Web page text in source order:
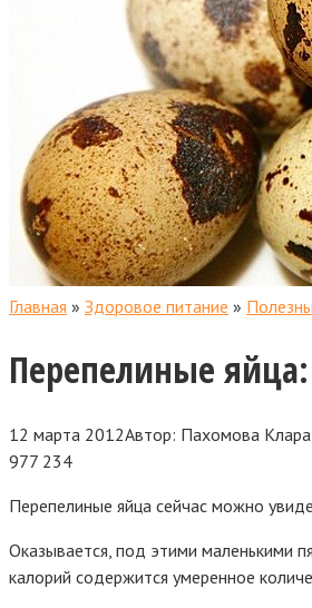
Главная » Здоровое питание »
Перепелиные
12 марта 2012Автор: Пахомова Клара
977 234
Перепелиные яйца сейчас можно
Оказывается, под этими маленькими
калорий содержится умеренное